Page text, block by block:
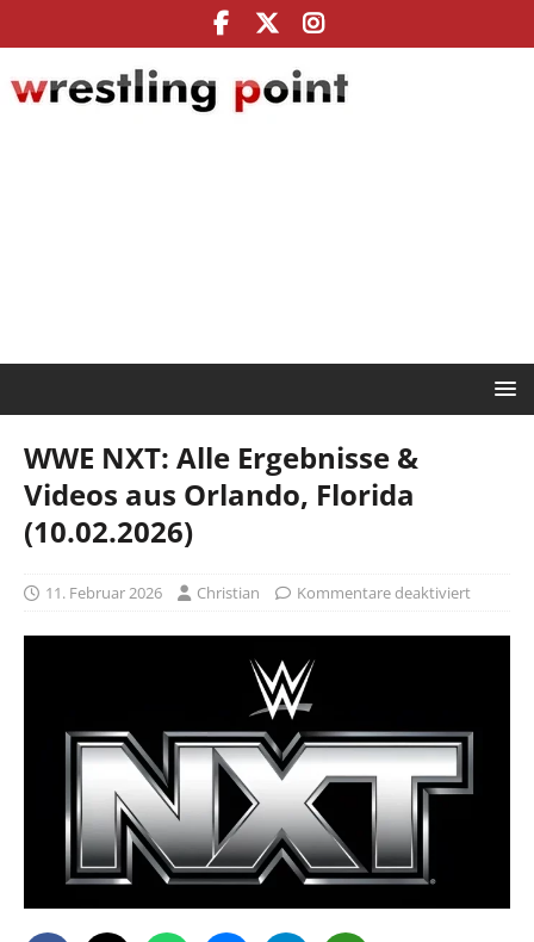
WWE NXT: Alle Ergebnisse &
Videos aus Orlando, Florida
(10.02.2026)
11. Februar 2026 Christian Kommentare deaktiviert